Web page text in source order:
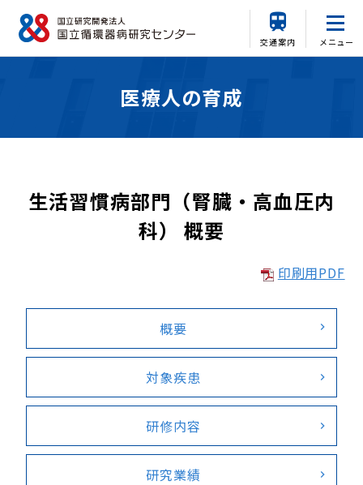
交通案内 メニュー
医療人の育成
生活習慣病部門（腎臓・高血圧内
科） 概要
印刷用PDF
概要
対象疾患
研修内容
研究業績